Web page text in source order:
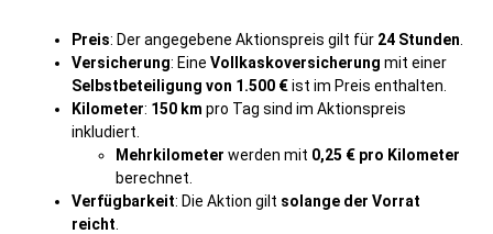
Preis: Der angegebene Aktionspreis gilt für 24 Stunden
Versicherung: Eine Vollkaskoversicherung mit einer
Selbstbeteiligung von 1.500 €ist im Preis enthalten.
Kilometer: 150 km pro Tag sind im Aktionspreis
inkludiert.
Mehrkilometer werden mit 0,25 € pro Kilometer
berechnet.
Verfügbarkeit: Die Aktion gilt solange der Vorrat
reicht